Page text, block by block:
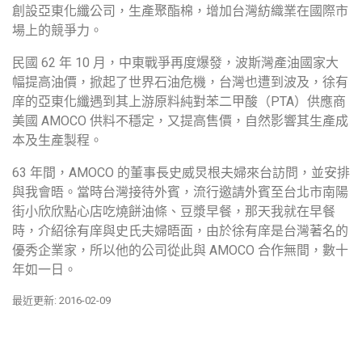
創設亞東化纖公司，生產聚酯棉，增加台灣紡織業在國際市
場上的競爭力。
民國 62 年 10 月，中東戰爭再度爆發，波斯灣產油國家大
幅提高油價，掀起了世界石油危機，台灣也遭到波及，徐有
庠的亞東化纖遇到其上游原料純對苯二甲酸（PTA）供應商
美國 AMOCO 供料不穩定，又提高售價，自然影響其生產成
本及生產製程。
63 年間，AMOCO 的董事長史威炅根夫婦來台訪問，並安排
與我會晤。當時台灣接待外賓，流行邀請外賓至台北市南陽
街小欣欣點心店吃燒餅油條、豆漿早餐，那天我就在早餐
時，介紹徐有庠與史氏夫婦晤面，由於徐有庠是台灣著名的
優秀企業家，所以他的公司從此與 AMOCO 合作無間，數十
年如一日。
最近更新: 2016-02-09